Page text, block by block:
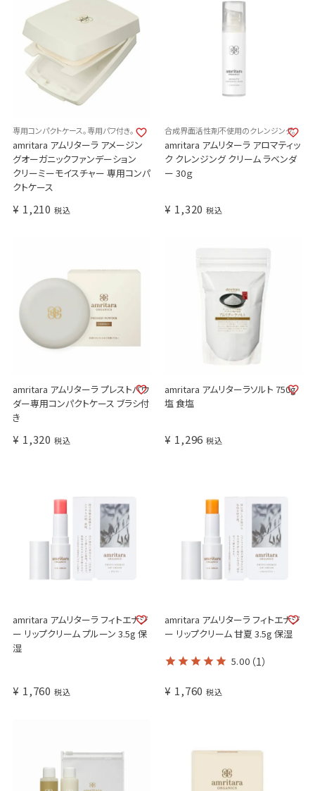
専用コンパクトケース。専用パフ付き。
amritara アムリターラ アメージン
グオーガニックファンデーション
クリーミーモイスチャー 専用コンパ
クトケース
¥ 1,210 税込
合成界面活性剤不使用のクレンジング。
amritara アムリターラ アロマティッ
ク クレンジング クリーム ラベンダ
ー 30ｇ
¥ 1,320 税込
amritara アムリターラ プレストパウ
ダー専用コンパクトケース ブラシ付
き
¥ 1,320 税込
amritara アムリターラソルト 750g
塩 食塩
¥ 1,296 税込
amritara アムリターラ フィトエナジ
ー リップクリーム プルーン 3.5g 保
湿
¥ 1,760 税込
amritara アムリターラ フィトエナジ
ー リップクリーム 甘夏 3.5g 保湿
5.00 （1）
¥ 1,760 税込